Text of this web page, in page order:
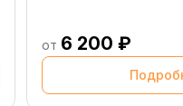
от 6 200 ₽